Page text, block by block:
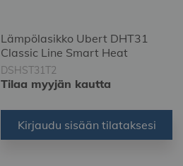
Lämpölasikko Ubert DHT31
Classic Line Smart Heat
DSHST31T2
Tilaa myyjän kautta
Kirjaudu sisään tilataksesi